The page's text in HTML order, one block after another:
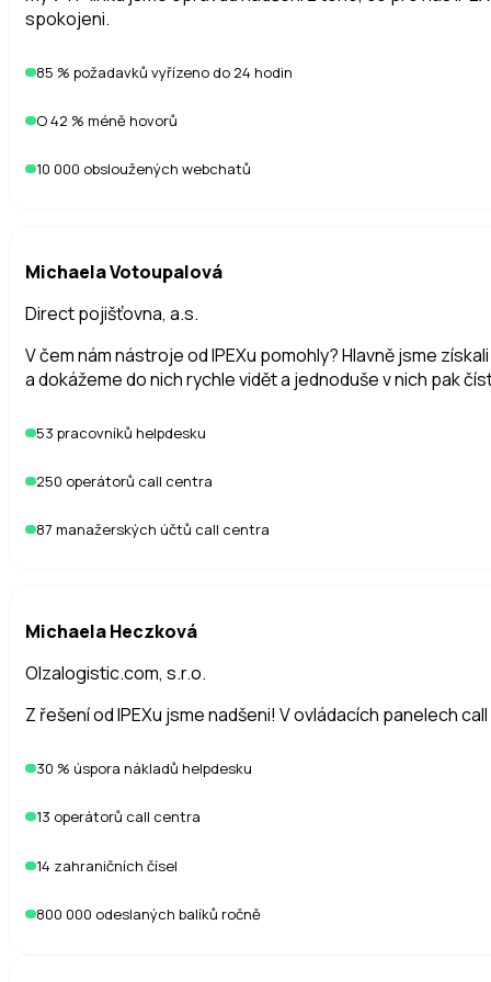
Jak funguje ceník? Co si vlastně kupujeme?
Začínáte se základem, který pokryje běžný provoz. Další
Nastavujeme scénáře, automatizace i integrace podle
spokojeni.
85 % požadavků vyřízeno do 24 hodin
O 42 % méně hovorů
10 000 obsloužených webchatů
Michaela Votoupalová
Direct pojišťovna, a.s.
V čem nám nástroje od IPEXu pomohly? Hlavně jsme
a dokážeme do nich rychle vidět a jednoduše v nich pak
53 pracovníků helpdesku
250 operátorů call centra
87 manažerských účtů call centra
Michaela Heczková
Olzalogistic.com, s.r.o.
Z řešení od IPEXu jsme nadšeni! V ovládacích panelech
30 % úspora nákladů helpdesku
13 operátorů call centra
14 zahraničních čísel
800 000 odeslaných balíků ročně